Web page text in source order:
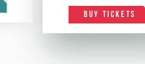
BUY TICKETS